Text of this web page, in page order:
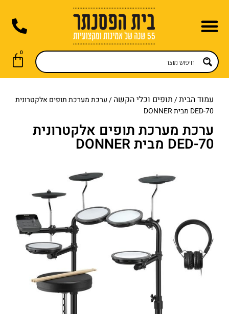
0
עמוד הבית/תופים וכלי הקשה/ ערכת מערכת תופים אלקטרונית
DED-70 מבית DONNER
ערכת מערכת תופים אלקטרונית
DED-70 מבית DONNER